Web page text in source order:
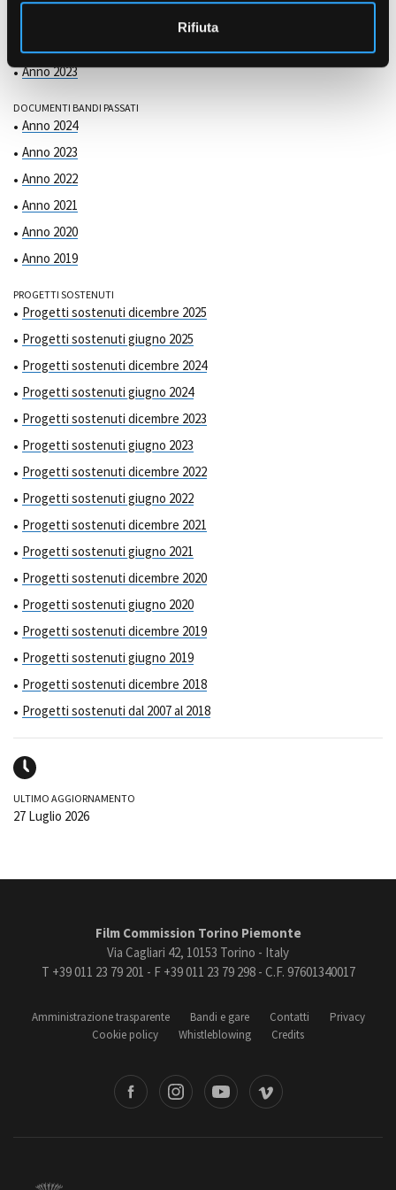
Rifiuta
Anno 2023
DOCUMENTI BANDI PASSATI
Anno 2024
Anno 2023
Anno 2022
Anno 2021
Anno 2020
Anno 2019
PROGETTI SOSTENUTI
Progetti sostenuti dicembre 2025
Progetti sostenuti giugno 2025
Progetti sostenuti dicembre 2024
Progetti sostenuti giugno 2024
Progetti sostenuti dicembre 2023
Progetti sostenuti giugno 2023
Progetti sostenuti dicembre 2022
Progetti sostenuti giugno 2022
Progetti sostenuti dicembre 2021
Progetti sostenuti giugno 2021
Progetti sostenuti dicembre 2020
Progetti sostenuti giugno 2020
Progetti sostenuti dicembre 2019
Progetti sostenuti giugno 2019
Progetti sostenuti dicembre 2018
Progetti sostenuti dal 2007 al 2018
ULTIMO AGGIORNAMENTO
27 Luglio 2026
Film Commission Torino Piemonte
Via Cagliari 42, 10153 Torino - Italy
T +39 011 23 79 201 - F +39 011 23 79 298 - C.F. 97601340017
Amministrazione trasparente Bandi e gare Contatti
Privacy
Cookie policy
Whistleblowing Credits
Vimeo